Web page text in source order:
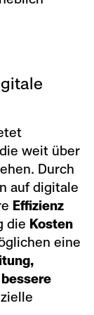
weit über
Durch
auf digitale
Effizienz
die Kosten
eine
bessere